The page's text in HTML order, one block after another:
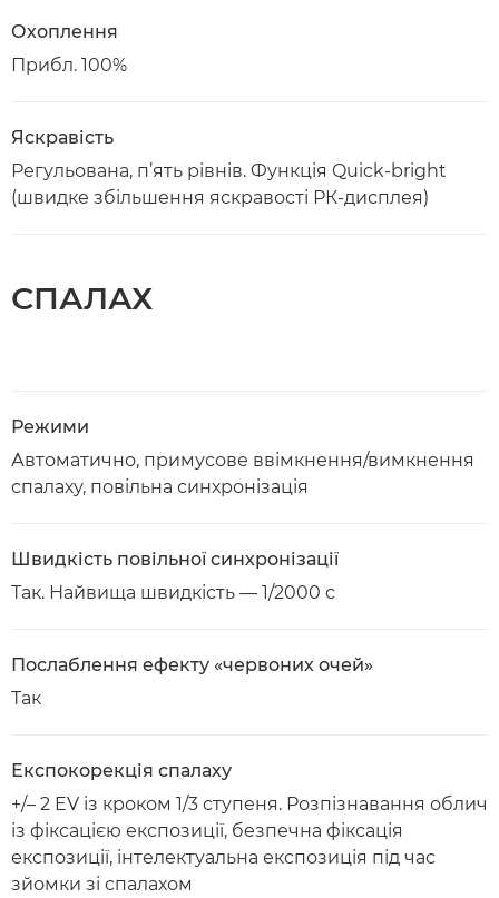
Охоплення
Прибл. 100%
Яскравість
Регульована, п’ять рівнів. Функція Quick-bright
(швидке збільшення яскравості РК-дисплея)
СПАЛАХ
Режими
Автоматично, примусове ввімкнення/вимкнення
спалаху, повільна синхронізація
Швидкість повільної синхронізації
Так. Найвища швидкість — 1/2000 с
Послаблення ефекту «червоних очей»
Так
Експокорекція спалаху
+/– 2 EV із кроком 1/3 ступеня. Розпізнавання облич
із фіксацією експозиції, безпечна фіксація
експозиції, інтелектуальна експозиція під час
зйомки зі спалахом